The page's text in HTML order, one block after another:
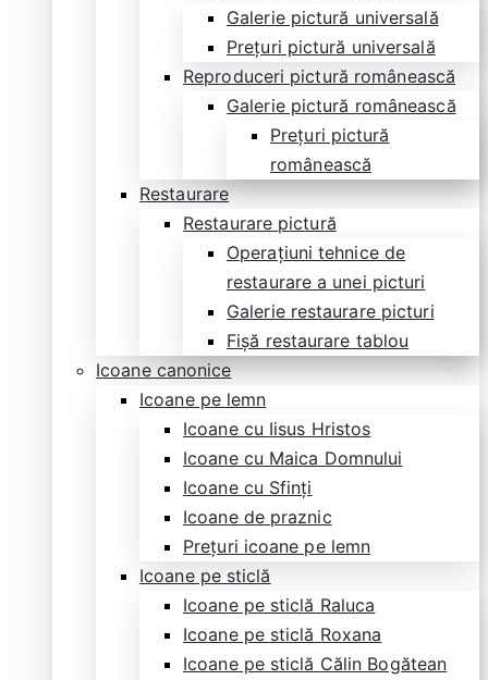
Galerie pictură universală
Prețuri pictură universală
Reproduceri pictură românească
Galerie pictură românească
Prețuri pictură
românească
Restaurare
Restaurare pictură
Operațiuni tehnice de
restaurare a unei picturi
Galerie restaurare picturi
Fișă restaurare tablou
Icoane canonice
Icoane pe lemn
Icoane cu Iisus Hristos
Icoane cu Maica Domnului
Icoane cu Sfinți
Icoane de praznic
Prețuri icoane pe lemn
Icoane pe sticlă
Icoane pe sticlă Raluca
Icoane pe sticlă Roxana
Icoane pe sticlă Călin Bogătean